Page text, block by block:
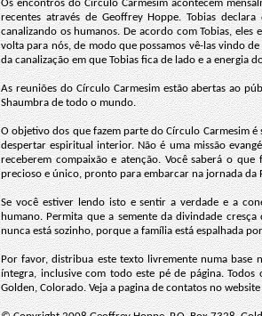
Os encontros do Círculo Carmesim acontecem
recentes através de Geoffrey Hoppe. Tobias
canalizando os humanos. De acordo com Tobias,
volta para nós, de modo que possamos vê-las vindo
da canalização em que Tobias fica de lado e a energia
As reuniões do Círculo Carmesim estão abertas ao
Shaumbra de todo o mundo.
O objetivo dos que fazem parte do Círculo Carmesim
despertar espiritual interior. Não é uma missão
receberem compaixão e atenção. Você saberá o
precioso e único, pronto para embarcar na jornada da
Se você estiver lendo isto e sentir a verdade e a
humano. Permita que a semente da divindade
nunca está sozinho, porque a família está espalhada
Por favor, distribua este texto livremente numa base
íntegra, inclusive com todo este pé de página.
Golden, Colorado. Veja a pagina de contatos no